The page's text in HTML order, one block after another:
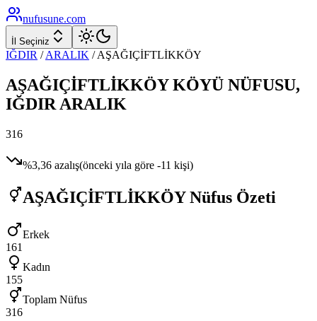
nufusune.com
İl Seçiniz
IĞDIR / ARALIK /AŞAĞIÇİFTLİKKÖY
AŞAĞIÇİFTLİKKÖYKÖYÜ NÜFUSU,
IĞDIR ARALIK
316
%3,36 azalış(önceki yıla göre -11 kişi)
AŞAĞIÇİFTLİKKÖYNüfus Özeti
Erkek
161
Kadın
155
Toplam Nüfus
316